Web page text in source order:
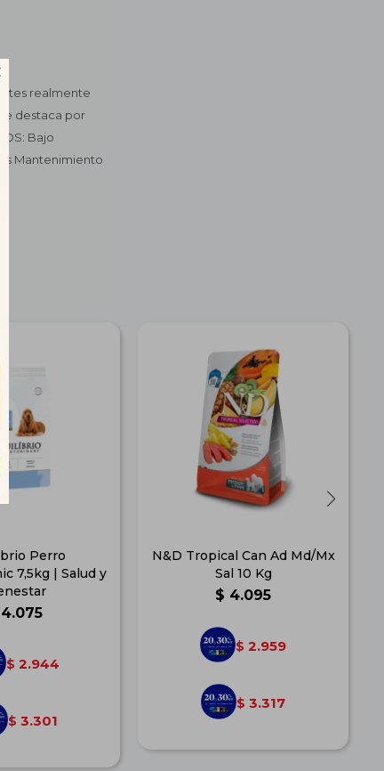
realmente
destaca por
Bajo
Mantenimiento
Perro
7,5kg | Salud y
4.075
$ 2.944
$ 3.301
N&D Tropical Can Ad Md/Mx
Sal 10 Kg
$ 4.095
$ 2.959
$ 3.317